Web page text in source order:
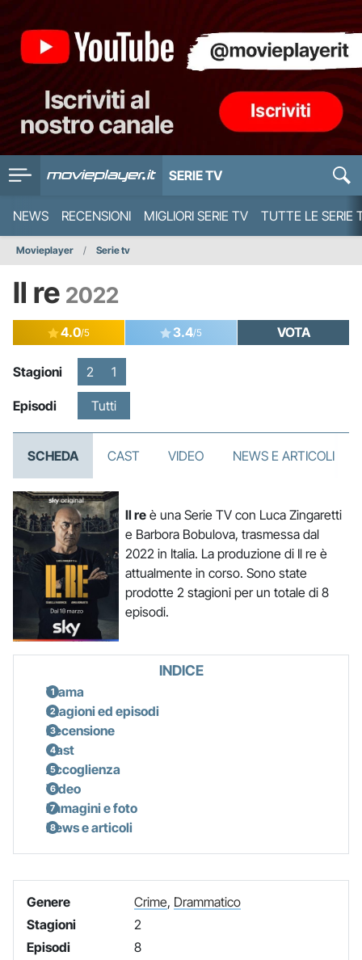
SERIE TV
NEWS RECENSIONI MIGLIORI SERIE TV TUTTE LE SERIE
Movieplayer Serie tv
Il re 2022
4.0/5 3.4/5 VOTA
Stagioni 2 1
Episodi Tutti
SCHEDA CAST VIDEO NEWS E ARTICOLI
Il reè una Serie TV con Luca Zingaretti
e Barbora Bobulova, trasmessa dal
2022 in Italia. La produzione di Il re è
attualmente in corso. Sono state
prodotte 2 stagioni per un totale di 8
episodi.
INDICE
Trama
Stagioni ed episodi
Recensione
Cast
Accoglienza
Video
Immagini e foto
News e articoli
Genere Crime, Drammatico
Stagioni
2
Episodi
8